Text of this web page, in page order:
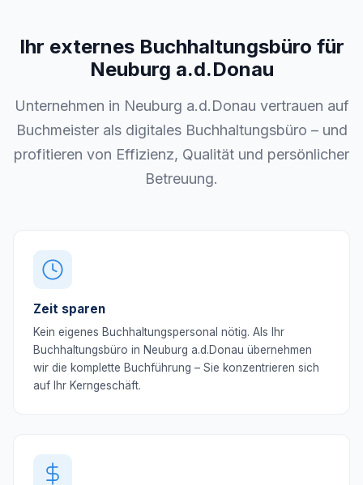
Ihr externes Buchhaltungsbüro für
Neuburg a.d.Donau
Unternehmen in Neuburg a.d.Donau vertrauen auf
Buchmeister als digitales Buchhaltungsbüro – und
profitieren von Effizienz, Qualität und persönlicher
Betreuung.
Zeit sparen
Kein eigenes Buchhaltungspersonal nötig. Als Ihr
Buchhaltungsbüro in Neuburg a.d.Donau übernehmen
wir die komplette Buchführung – Sie konzentrieren sich
auf Ihr Kerngeschäft.